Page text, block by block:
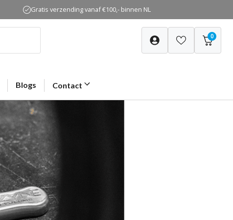
Gratis verzending vanaf €100,- binnen NL
0
Blogs Contact